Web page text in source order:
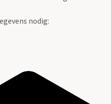
nodig: